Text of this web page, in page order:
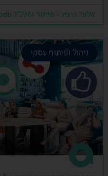
אלעד גרגיר - מייסד ומנכ"ל arcdb
ניהול ופיתוח עסקי